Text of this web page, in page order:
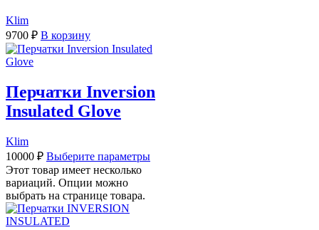
Klim
9700 ₽ В корзину
Перчатки Inversion
Insulated Glove
Klim
10000 ₽ Выберите параметры
Этот товар имеет несколько
вариаций. Опции можно
выбрать на странице товара.